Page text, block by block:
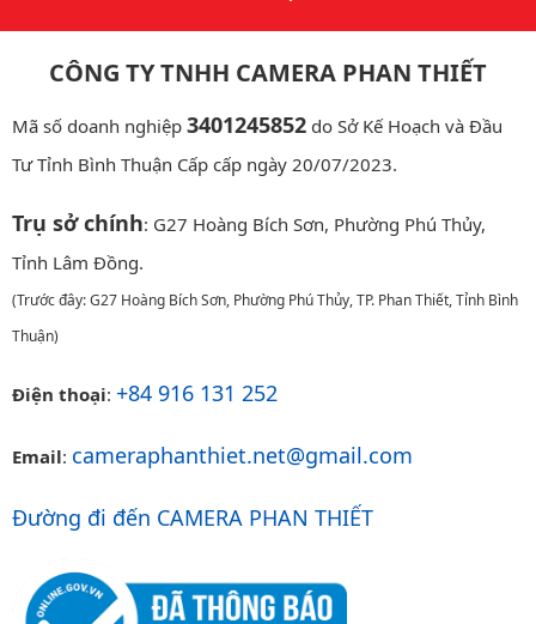
CÔNG TY TNHH CAMERA PHAN THIẾT
Mã số doanh nghiệp 3401245852 do Sở Kế Hoạch và Đầu
Tư Tỉnh Bình Thuận Cấp cấp ngày 20/07/2023.
Trụ sở chính: G27 Hoàng Bích Sơn, Phường Phú Thủy,
Tỉnh Lâm Đồng.
(Trước đây: G27 Hoàng Bích Sơn, Phường Phú Thủy, TP. Phan Thiết, Tỉnh Bình
Thuận)
Điện thoại: +84 916 131 252
Email: cameraphanthiet.net@gmail.com
Đường đi đến CAMERA PHAN THIẾT